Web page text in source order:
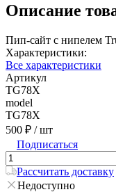
Описание
Пип-сайт c нипелем
Характеристики:
Все характеристики
Артикул
TG78X
model
TG78X
500 ₽ / шт
Подписаться
Рассчитать доставку
Недоступно